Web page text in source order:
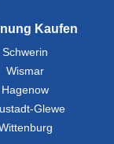
Kaufen
Schwerin
Wismar
Hagenow
Glewe